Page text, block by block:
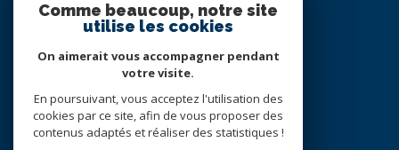
Adhérents
Comme beaucoup, notre site
utilise les cookies
On aimerait vous accompagner pendant
votre visite.
En poursuivant, vous acceptez l'utilisation des
cookies par ce site, afin de vous proposer des
contenus adaptés et réaliser des statistiques !